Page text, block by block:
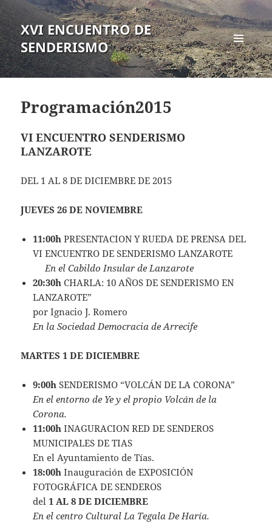
XVI ENCUENTRO DE
SENDERISMO
MENÚ
Y
WIDGETS
Programación2015
VI ENCUENTRO SENDERISMO
LANZAROTE
DEL 1 AL 8 DE DICIEMBRE DE 2015
JUEVES 26 DE NOVIEMBRE
11:00h PRESENTACION Y RUEDA DE PRENSA DEL
VI ENCUENTRO DE SENDERISMO LANZAROTE
En el Cabildo Insular de Lanzarote
20:30h CHARLA: 10 AÑOS DE SENDERISMO EN
LANZAROTE”
por Ignacio J. Romero
En la Sociedad Democracia de Arrecife
MARTES 1 DE DICIEMBRE
9:00h SENDERISMO “VOLCÁN DE LA CORONA”
En el entorno de Ye y el propio Volcán de la
Corona.
11:00h INAGURACION RED DE SENDEROS
MUNICIPALES DE TIAS
En el Ayuntamiento de Tías.
18:00hInauguración de EXPOSICIÓN
FOTOGRÁFICA DE SENDEROS
del1 AL 8 DE DICIEMBRE
En el centro Cultural La Tegala De Haría.